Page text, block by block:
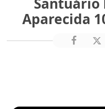
Aparecida